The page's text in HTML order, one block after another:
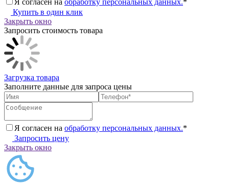
Купить в один клик
Закрыть окно
Запросить стоимость товара
Загрузка товара
Заполните данные для запроса цены
Я согласен на обработку персональных данных.*
Запросить цену
Закрыть окно